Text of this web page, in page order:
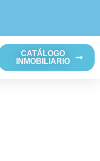
CATÁLOGO
INMOBILIARIO